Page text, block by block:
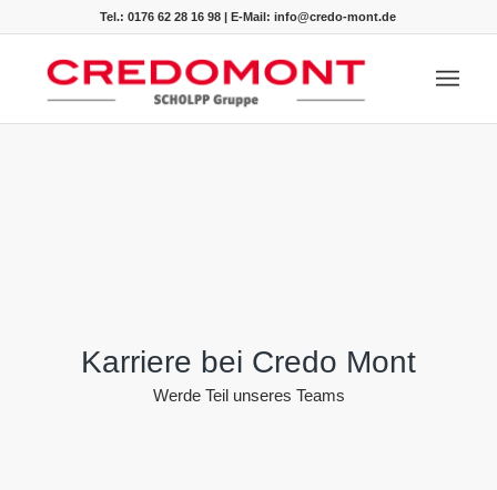
Tel.: 0176 62 28 16 98|E-Mail: info@credo-mont.de
Karriere bei Credo Mont
Werde Teil unseres Teams